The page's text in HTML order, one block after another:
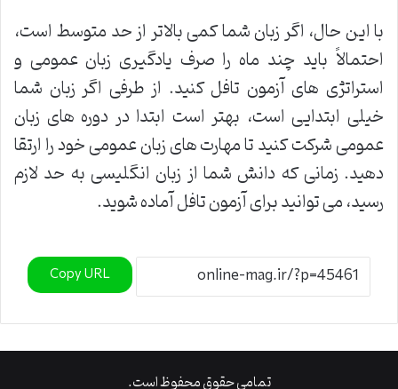
با این حال، اگر زبان شما کمی بالاتر از حد متوسط ​​است،
احتمالاً باید چند ماه را صرف یادگیری زبان عمومی و
استراتژی های آزمون تافل کنید. از طرفی اگر زبان شما
خیلی ابتدایی است، بهتر است ابتدا در دوره های زبان
عمومی شرکت کنید تا مهارت های زبان عمومی خود را ارتقا
دهید. زمانی که دانش شما از زبان انگلیسی به حد لازم
رسید، می توانید برای آزمون تافل آماده شوید.
Copy URL
تمامی حقوق محفوظ است.